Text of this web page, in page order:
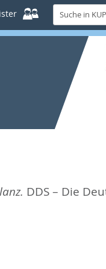
Suche
in
KUPS
DDS – Die